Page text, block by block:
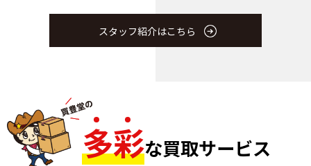
スタッフ紹介はこちら
多彩な買取サービス